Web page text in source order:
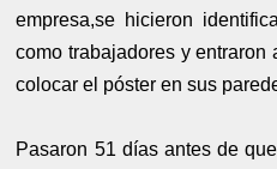
empresa,se hicieron
como trabajadores y
colocar el póster en sus
Pasaron 51 días antes de